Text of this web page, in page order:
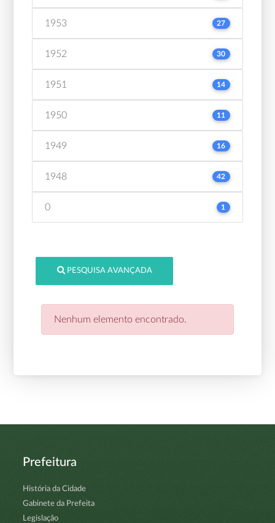
1953 27
1952 30
1951 14
1950 11
1949 16
1948 42
0 1
PESQUISA AVANÇADA
Nenhum elemento encontrado.
Prefeitura
História da Cidade
Gabinete da Prefeita
Legislação